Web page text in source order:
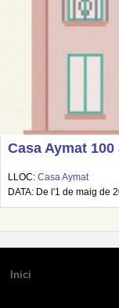
Casa Aymat 100
LLOC: Casa Aymat
DATA: De l'1 de maig de
Inici